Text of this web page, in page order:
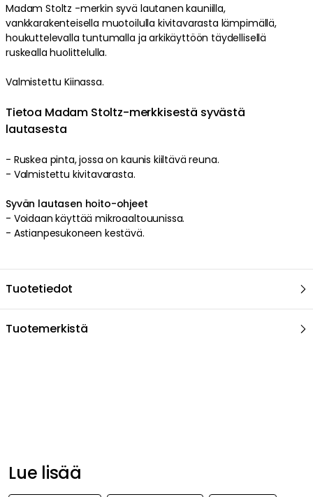
Madam Stoltz -merkin syvä lautanen kauniilla,
vankkarakenteisella muotoilulla kivitavarasta lämpimällä,
houkuttelevalla tuntumalla ja arkikäyttöön täydellisellä
ruskealla huolittelulla.
Valmistettu Kiinassa.
Tietoa Madam Stoltz-merkkisestä syvästä
lautasesta
- Ruskea pinta, jossa on kaunis kiiltävä reuna.
- Valmistettu kivitavarasta.
Syvän lautasen hoito-ohjeet
- Voidaan käyttää mikroaaltouunissa.
- Astianpesukoneen kestävä.
Tuotetiedot
Tuotemerkistä